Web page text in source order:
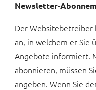
Newsletter-
Der
an, in welchem er Sie
Angebote informiert.
abonnieren, müssen
angeben. Wenn Sie